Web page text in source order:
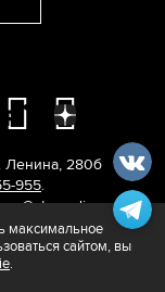
Ленина, 280б
955.
.
максимальное
сайтом, вы
.